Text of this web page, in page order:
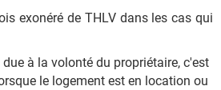
exonéré de THLV dans les cas qui
à la volonté du propriétaire, c'est
le logement est en location ou